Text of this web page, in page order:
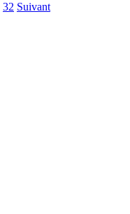
32 Suivant